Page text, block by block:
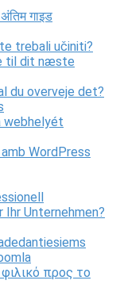
गाइड
trebali učiniti?
til dit næste
du overveje det?
webhelyét
WordPress
Unternehmen?
προς το